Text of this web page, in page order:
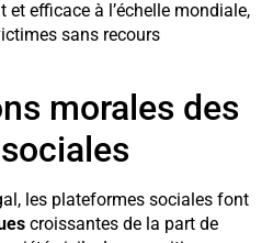
efficace à l’échelle mondiale,
sans recours
morales des
les plateformes sociales font
croissantes de la part de